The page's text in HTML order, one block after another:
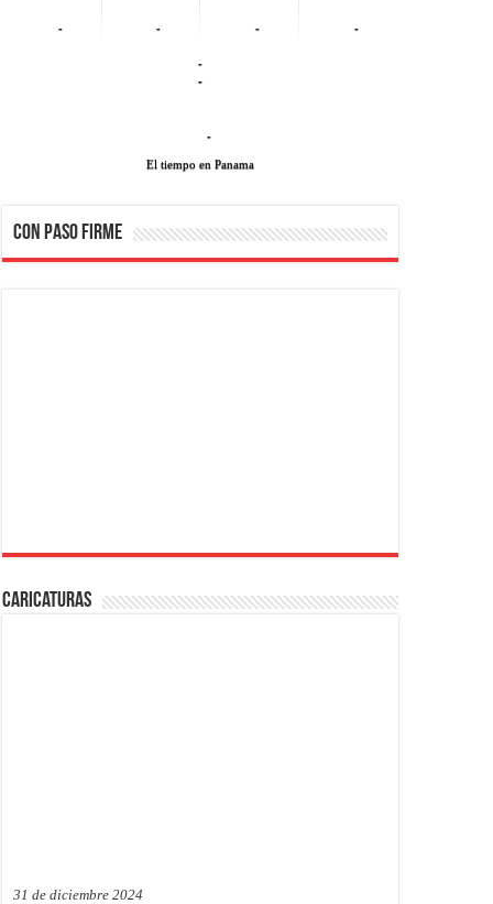
- - - -
-
-
-
El tiempo en Panama
CON PASO FIRME
Caricaturas
31 de diciembre 2024